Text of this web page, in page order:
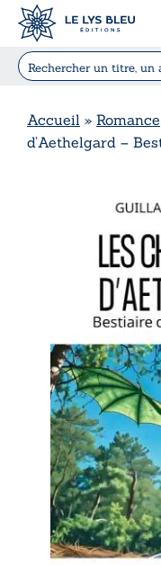
Accueil » Romance
d’Aethelgard –